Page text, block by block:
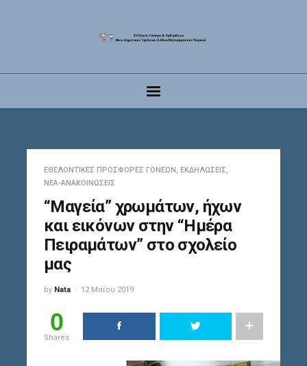
ΕΘΕΛΟΝΤΙΚΈΣ ΠΡΟΣΦΟΡΈΣ ΓΟΝΈΩΝ, ΕΚΔΗΛΏΣΕΙΣ,
ΝΈΑ-ΑΝΑΚΟΙΝΏΣΕΙΣ
“Μαγεία” χρωμάτων, ήχων
και εικόνων στην “Ημέρα
Πειραμάτων” στο σχολείο
μας
by Nata 12 Μαΐου 2019
0
Shares